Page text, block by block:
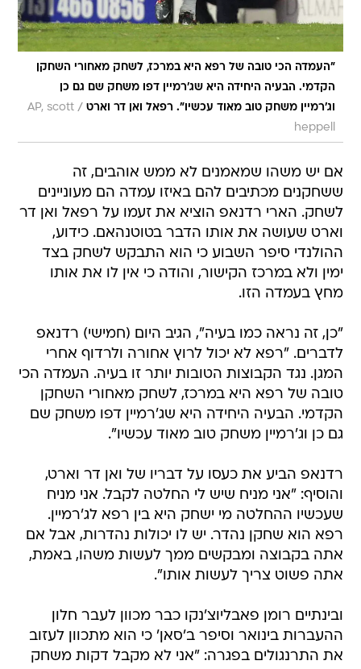
"העמדה הכי טובה של רפא היא במרכז, לשחק מאחורי השחקן
הקדמי. הבעיה היחידה היא שג'רמיין דפו משחק שם גם כן
וג'רמיין משחק טוב מאוד עכשיו". רפאל ואן דר וארט /
AP, scott
heppell
אם יש משהו שמאמנים לא ממש אוהבים, זה
ששחקנים מכתיבים להם באיזו עמדה הם מעוניינים
לשחק. הארי רדנאפ הוציא את זעמו על רפאל ואן דר
וארט שעושה את אותו הדבר בטוטנהאם. כידוע,
ההולנדי סיפר השבוע כי הוא התבקש לשחק בצד
ימין ולא במרכז הקישור, והודה כי אין לו את אותו
מחץ בעמדה הזו.
"כן, זה נראה כמו בעיה", הגיב היום (חמישי) רדנאפ
לדברים. "רפא לא יכול לרוץ אחורה ולרדוף אחרי
המגן. נגד הקבוצות הטובות יותר זו בעיה. העמדה הכי
טובה של רפא היא במרכז, לשחק מאחורי השחקן
הקדמי. הבעיה היחידה היא שג'רמיין דפו משחק שם
גם כן וג'רמיין משחק טוב מאוד עכשיו".
רדנאפ הביע את כעסו על דבריו של ואן דר וארט,
והוסיף: "אני מניח שיש לי החלטה לקבל. אני מניח
שעכשיו ההחלטה מי ישחק היא בין רפא לג'רמיין.
רפא הוא שחקן נהדר. יש לו יכולות נהדרות, אבל אם
אתה בקבוצה ומבקשים ממך לעשות משהו, באמת,
אתה פשוט צריך לעשות אותו".
ובינתיים רומן פאבליוצ'נקו כבר מכוון לעבר חלון
ההעברות בינואר וסיפר ב'סאן' כי הוא מתכוון לעזוב
את התרנגולים בפגרה: "אני לא מקבל דקות משחק